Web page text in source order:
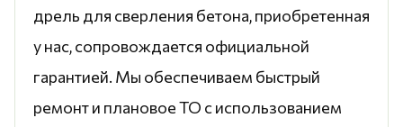
дрель для сверления бетона, приобретенная
у нас, сопровождается официальной
гарантией. Мы обеспечиваем быстрый
ремонт и плановое ТО с использованием